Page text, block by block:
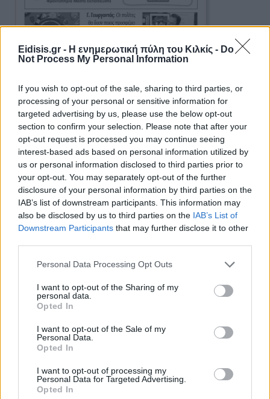
Eidisis.gr - Η ενημερωτική πύλη του Κιλκίς - Do
Not Process My Personal Information
If you wish to opt-out of the sale, sharing to third parties, or
processing of your personal or sensitive information for
targeted advertising by us, please use the below opt-out
section to confirm your selection. Please note that after your
opt-out request is processed you may continue seeing
interest-based ads based on personal information utilized by
us or personal information disclosed to third parties prior to
your opt-out. You may separately opt-out of the further
disclosure of your personal information by third parties on the
IAB’s list of downstream participants. This information may
also be disclosed by us to third parties on the IAB’s List of
Downstream Participants that may further disclose it to other
Personal Data Processing Opt Outs
I want to opt-out of the Sharing of my
personal data.
Opted In
I want to opt-out of the Sale of my
Personal Data.
Opted In
I want to opt-out of processing my
Personal Data for Targeted Advertising.
Opted In
Ειδήσεις 5-8-2026